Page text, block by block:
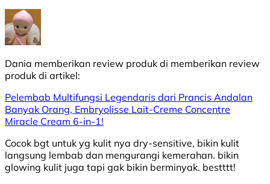
Dania memberikan review produk di memberikan review
produk di artikel:
Pelembab Multifungsi Legendaris dari Prancis Andalan
Banyak Orang, Embryolisse Lait-Creme Concentre
Miracle Cream 6-in-1!
Cocok bgt untuk yg kulit nya dry-sensitive, bikin kulit
langsung lembab dan mengurangi kemerahan. bikin
glowing kulit juga tapi gak bikin berminyak. bestttt!